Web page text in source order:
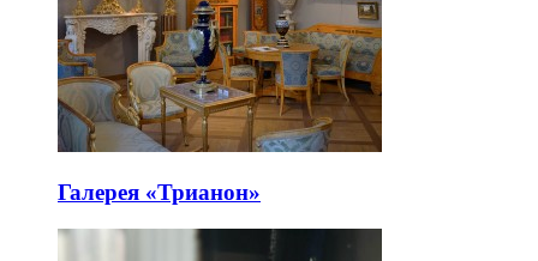
Галерея «Трианон»